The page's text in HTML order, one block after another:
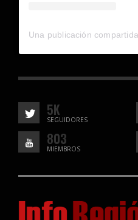
5K
SEGUIDORES
803
MIEMBROS